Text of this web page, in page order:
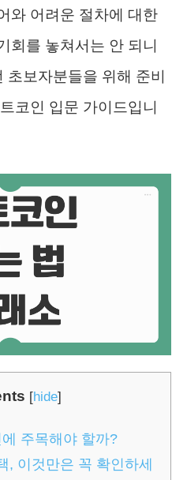
와 어려운 절차에 대한
회를 놓쳐서는 안 되니
보자분들을 위해 준비
코인 입문 가이드입니
[hide]
주목해야 할까?
, 이것만은 꼭 확인하세